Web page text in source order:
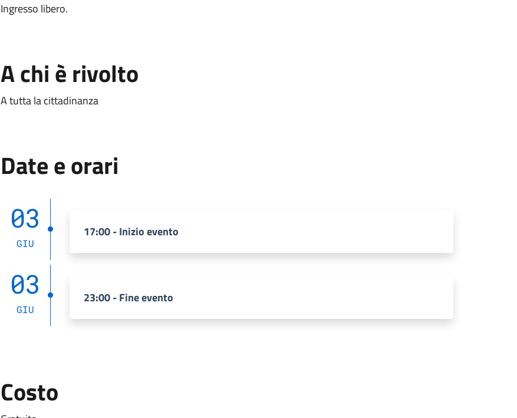
Ingresso libero.
A chi è rivolto
A tutta la cittadinanza
Date e orari
03
GIU
17:00 - Inizio evento
03
GIU
23:00 - Fine evento
Costo